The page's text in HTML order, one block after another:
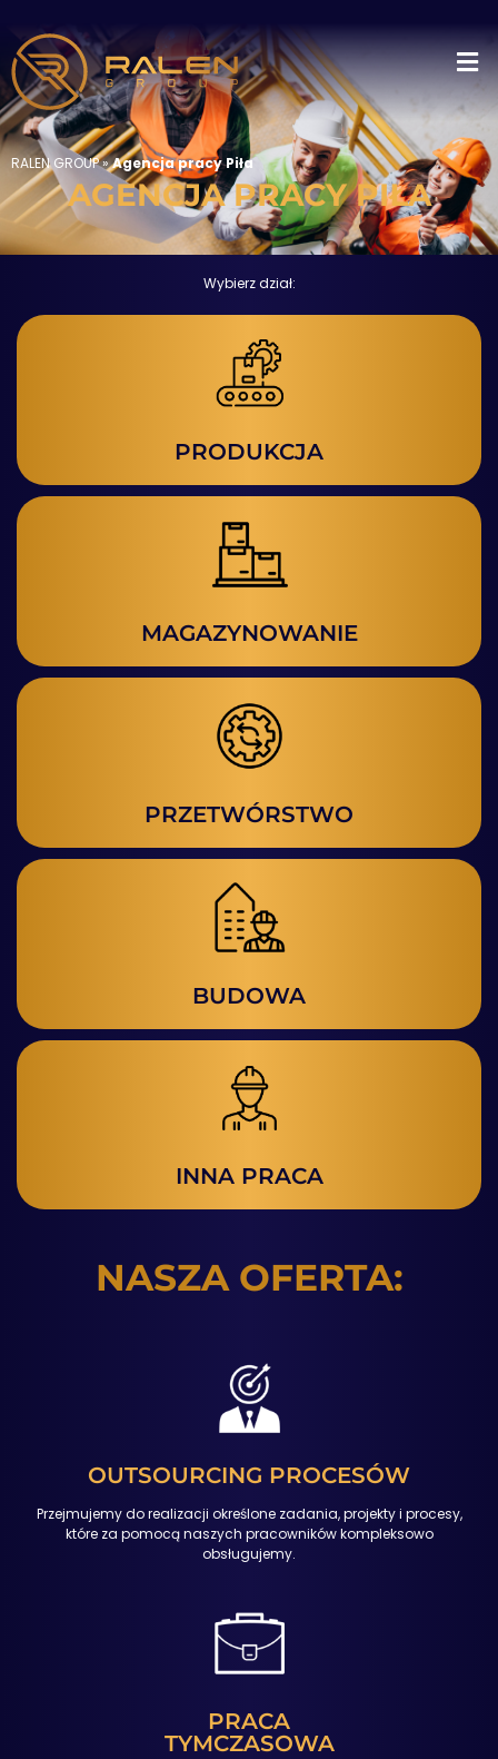
RALEN GROUP»Agencja pracy Piła
AGENCJA PRACY PIŁA
Wybierz dział:
PRODUKCJA
MAGAZYNOWANIE
PRZETWÓRSTWO
BUDOWA
INNA PRACA
NASZA OFERTA:
OUTSOURCING PROCESÓW
Przejmujemy do realizacji określone zadania, projekty i procesy,
które za pomocą naszych pracowników kompleksowo
obsługujemy.
PRACA
TYMCZASOWA